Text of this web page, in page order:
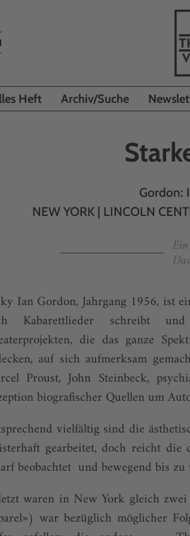
Heft Archiv/Suche
Gordon:
NEW YORK | LINCOLN
Ian Gordon, Jahrgang 1956, ist
Kabarettlieder schreibt
die das ganze
auf sich aufmerksam
Proust, John Steinbeck,
biografischer Quellen um
vielfältig sind die
gearbeitet, doch reicht
beobachtet und bewegend bis
waren in New York gleich
war bezüglich möglicher